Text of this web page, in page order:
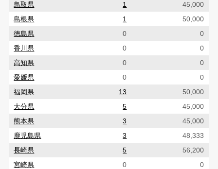
鳥取県
1
45,000
島根県
1
50,000
徳島県
0
0
香川県
0
0
高知県
0
0
愛媛県
0
0
福岡県
13
50,000
大分県
5
45,000
熊本県
3
45,000
鹿児島県
3
48,333
長崎県
5
56,200
宮崎県
0
0